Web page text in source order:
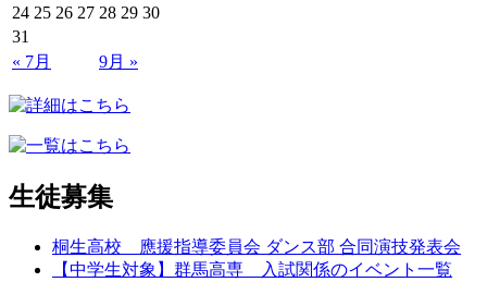
24 25 26 27 28 29 30
31
« 7月
9月 »
生徒募集
桐生高校 應援指導委員会 ダンス部 合同演技発表会
【中学生対象】群馬高専 入試関係のイベント一覧